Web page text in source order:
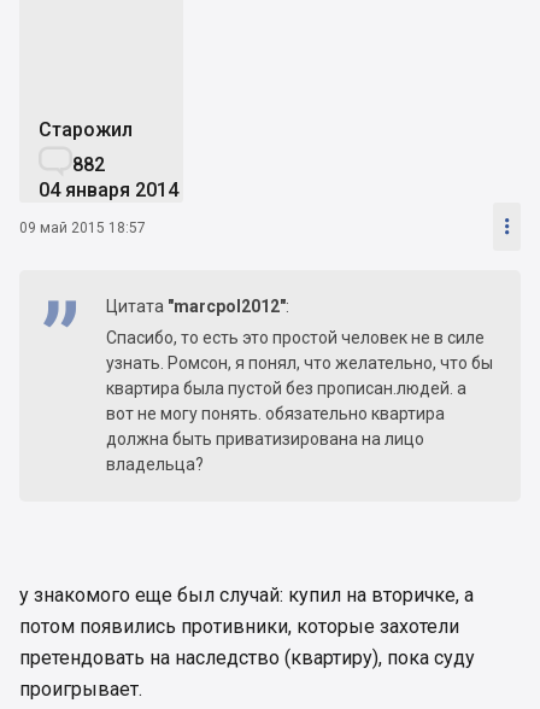
Старожил
882
04 января 2014
09 май 2015 18:57 
Цитата "marcpol2012":
Спасибо, то есть это простой человек не в силе
узнать. Ромсон, я понял, что желательно, что бы
квартира была пустой без прописан.людей. а
вот не могу понять. обязательно квартира
должна быть приватизирована на лицо
владельца?
у знакомого еще был случай: купил на вторичке, а
потом появились противники, которые захотели
претендовать на наследство (квартиру), пока суду
проигрывает.